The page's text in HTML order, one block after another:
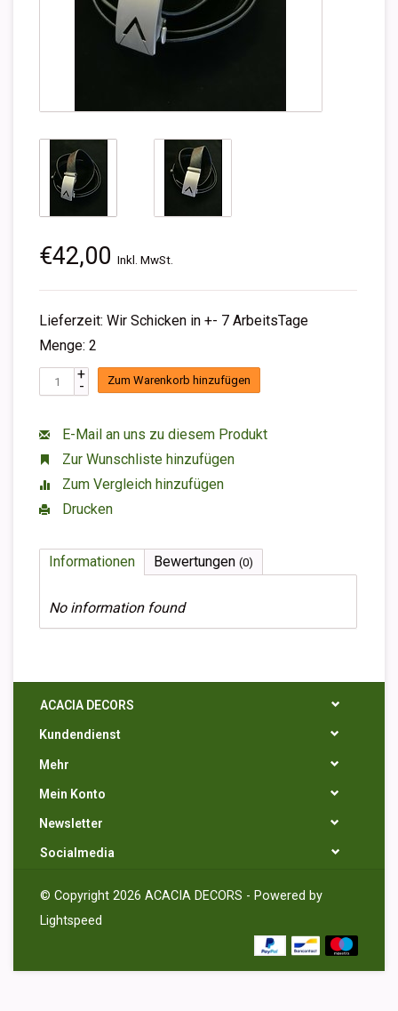
€42,00 Inkl. MwSt.
Lieferzeit: Wir Schicken in +- 7 ArbeitsTage
Menge: 2
+
- Zum Warenkorb hinzufügen
E-Mail an uns zu diesem Produkt
Zur Wunschliste hinzufügen
Zum Vergleich hinzufügen
Drucken
Informationen Bewertungen (0)
No information found
ACACIA DECORS
Kundendienst
Mehr
Mein Konto
Newsletter
Socialmedia
© Copyright 2026 ACACIA DECORS - Powered by
Lightspeed